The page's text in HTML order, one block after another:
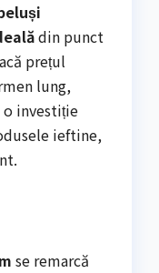
din punct
prețul
lung,
o investiție
ieftine,
se remarcă